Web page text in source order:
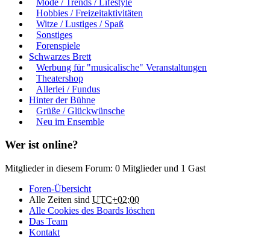
Hobbies / Freizeitaktivitäten
Witze / Lustiges / Spaß
Sonstiges
Forenspiele
Schwarzes Brett
Werbung für "musicalische" Veranstaltungen
Theatershop
Allerlei / Fundus
Hinter der Bühne
Grüße / Glückwünsche
Neu im Ensemble
Wer ist online?
Mitglieder in diesem Forum: 0 Mitglieder und 1 Gast
Foren-Übersicht
Alle Zeiten sind UTC+02:00
Alle Cookies des Boards löschen
Das Team
Kontakt